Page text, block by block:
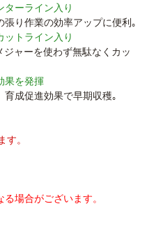
ターライン入り
り作業の効率アップに便利｡
ットライン入り
ャーを使わず無駄なくカッ
果を発揮
成促進効果で早期収穫｡
。
場合がございます。